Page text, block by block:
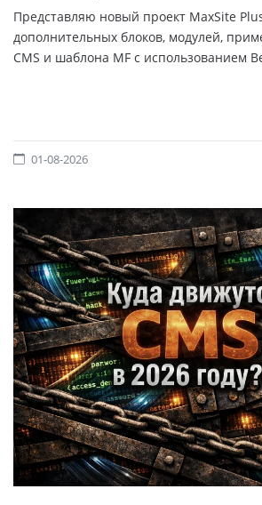
Представляю новый проект MaxSite
дополнительных блоков, модулей,
CMS и шаблона MF с использованием
01-08-2026